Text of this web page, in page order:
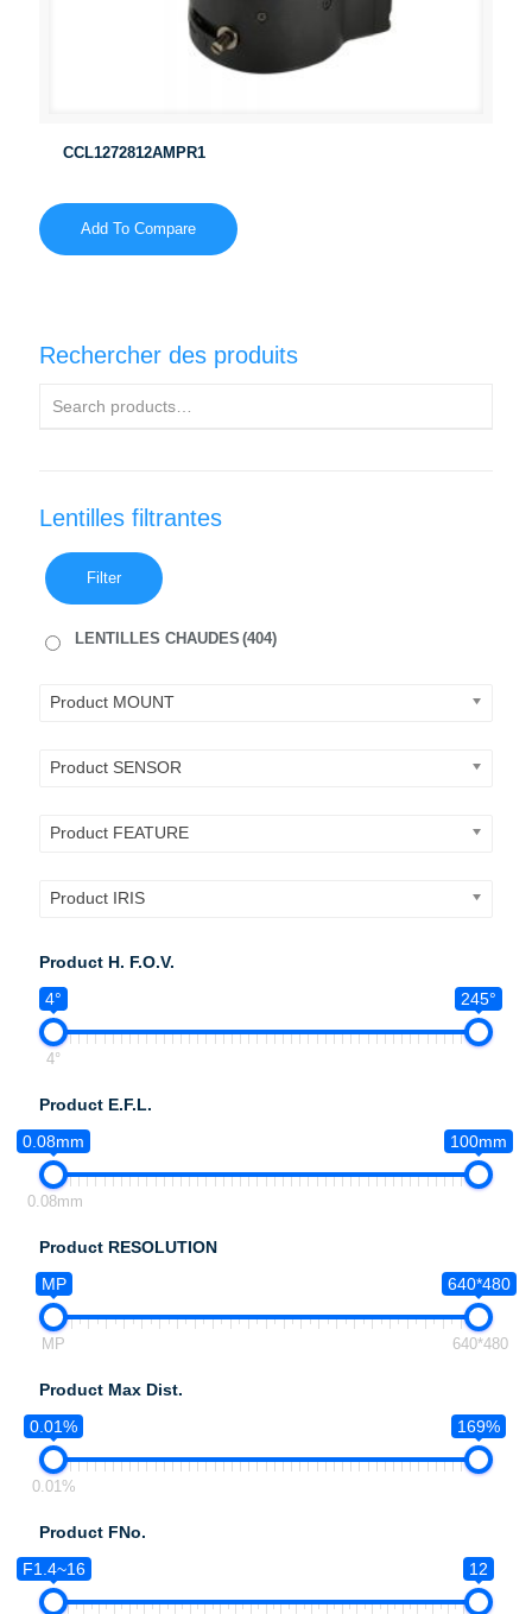
CCL1272812AMPR1
Add To Compare
Rechercher des produits
Lentilles filtrantes
Filter
LENTILLES CHAUDES (404)
Product MOUNT
Product SENSOR
Product FEATURE
Product IRIS
Product H. F.O.V.
4°
245°
4°
Product E.F.L.
0.08mm
100mm
0.08mm
Product RESOLUTION
MP
640*480
MP 640*480
Product Max Dist.
0.01%
169%
0.01%
Product FNo.
F1.4~16
12